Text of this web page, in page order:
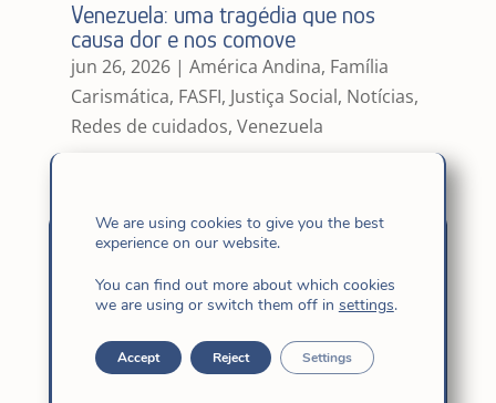
Venezuela: uma tragédia que nos
causa dor e nos comove
jun 26, 2026| América Andina, Família
Carismática, FASFI, Justiça Social, Notícias,
Redes de cuidados, Venezuela
We are using cookies to give you the best
experience on our website.
You can find out more about which cookies
we are using or switch them off in settings.
Accept Reject Settings